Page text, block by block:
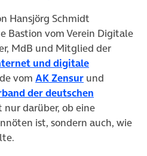
Hansjörg Schmidt
Bastion vom Verein Digitale
MdB und Mitglied der
und digitale
vom AK Zensur und
der deutschen
nur darüber, ob eine
ist, sondern auch, wie